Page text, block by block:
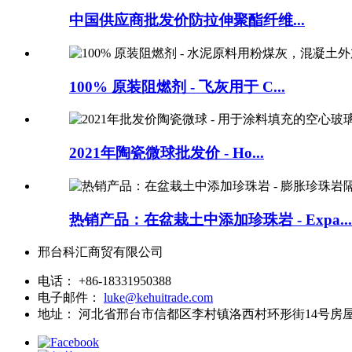
中国供应商批发价防拉伸聚酯纤维...
100% 原装阻燃剂 - 飞灰用于 C...
2021年陶瓷微球批发价 - Ho...
热销产品：在盆栽土中添加珍珠岩 - Expa...
邢台科汇商贸有限公司
电话：
+86-18331950388
电子邮件：
luke@kehuitrade.com
地址：
河北省邢台市信都区李村镇洛西村环形街14号房